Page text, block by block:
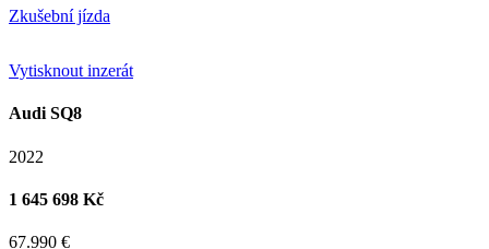
Zkušební jízda
Vytisknout inzerát
Audi SQ8
2022
1 645 698 Kč
67.990 €